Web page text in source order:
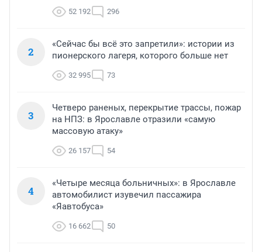
52 192 296
2
«Сейчас бы всё это запретили»: истории из
пионерского лагеря, которого больше нет
32 995 73
3
Четверо раненых, перекрытие трассы, пожар
на НПЗ: в Ярославле отразили «самую
массовую атаку»
26 157 54
4
«Четыре месяца больничных»: в Ярославле
автомобилист изувечил пассажира
«Яавтобуса»
16 662 50